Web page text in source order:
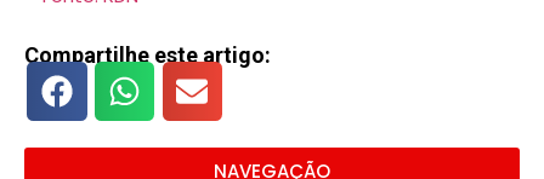
Compartilhe este artigo:
NAVEGAÇÃO